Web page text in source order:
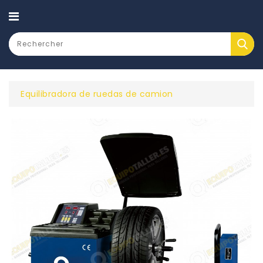
CATEGORY
Equilibradora de ruedas de camion